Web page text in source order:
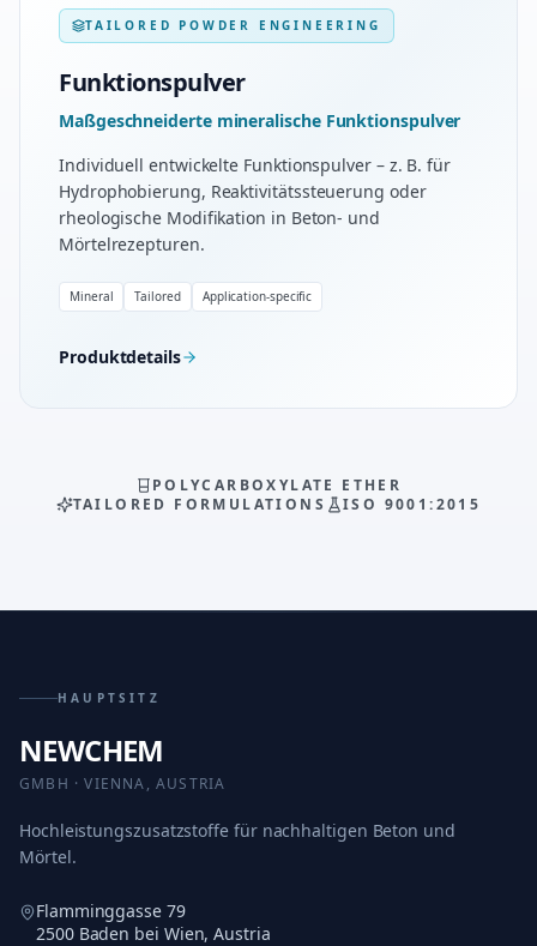
TAILORED POWDER ENGINEERING
Funktionspulver
Maßgeschneiderte mineralische Funktionspulver
Individuell entwickelte Funktionspulver – z. B. für
Hydrophobierung, Reaktivitätssteuerung oder
rheologische Modifikation in Beton- und
Mörtelrezepturen.
Mineral Tailored Application-specific
Produktdetails
POLYCARBOXYLATE ETHER
TAILORED FORMULATIONS
ISO 9001:2015
HAUPTSITZ
NEWCHEM
GMBH · VIENNA, AUSTRIA
Hochleistungszusatzstoffe für nachhaltigen Beton und
Mörtel.
Flamminggasse 79
2500 Baden bei Wien, Austria